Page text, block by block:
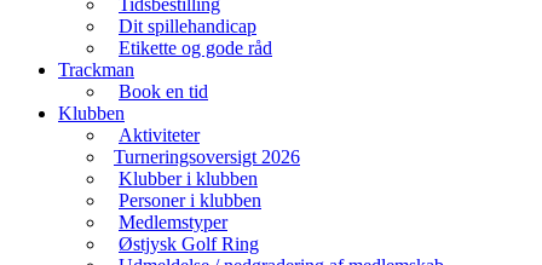
Tidsbestilling
Dit spillehandicap
Etikette og gode råd
Trackman
Book en tid
Klubben
Aktiviteter
Turneringsoversigt 2026
Klubber i klubben
Personer i klubben
Medlemstyper
Østjysk Golf Ring